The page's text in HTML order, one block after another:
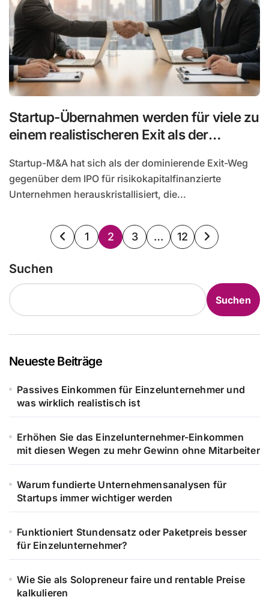
Startup-Übernahmen werden für viele zu
einem realistischeren Exit als der
Startup-M&A hat sich als der dominierende Exit-Weg
gegenüber dem IPO für risikokapitalfinanzierte
Unternehmen herauskristallisiert, die...
Seitennummerierung
Beiträge
1 2 3 … 12
Suchen
Suchen
Neueste Beiträge
Passives Einkommen für Einzelunternehmer und
was wirklich realistisch ist
Erhöhen Sie das Einzelunternehmer-Einkommen
mit diesen Wegen zu mehr Gewinn ohne Mitarbeiter
Warum fundierte Unternehmensanalysen für
Startups immer wichtiger werden
Funktioniert Stundensatz oder Paketpreis besser
für Einzelunternehmer?
Wie Sie als Solopreneur faire und rentable Preise
kalkulieren